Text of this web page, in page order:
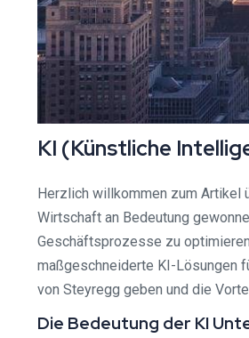
KI (Künstliche
Herzlich willkommen zum Artikel
Wirtschaft an Bedeutung
Geschäftsprozesse zu
maßgeschneiderte KI-Lösungen
von Steyregg geben und die
Die Bedeutung der KI